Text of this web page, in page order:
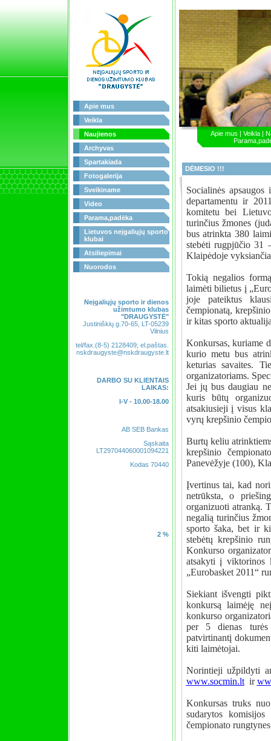
Apie mus
Veikla
Naujienos
Archyvas
Spartakiada
Fotogalerija
Sveikiname
Video
Parama,padėka
Lietuvos neįgaliųjų sporto
klubai
Atsiliepimai
Nuorodos
Neįgaliųjų sporto ir dienos
užimtumo klubas
"DRAUGYSTĖ"
Justiniškių g.70-65, LT-05239
Vilnius
tel/fax.(8-5) 2128409; el.paštas.
nskdraugyste@nskdraugyste.lt
DARBO SU KLIENTAIS
LAIKAS:
I-V - 10.00-18.00
AB SEB Bankas
Sąskaita
LT297044060001094221
Kodas 70440
2 %
Apie mus | Veikla|
DĖMESIO !!!
Socialinės
departamentu ir
komitetu bei
turinčius žmones
bus atrinkta 380
stebėti rugpjūčio 31
Klaipėdoje
Tokią negalios
laimėti bilietus į
joje pateiktus
čempionatą,
ir kitas sporto
Konkursas, kuriame
kurio metu bus
keturias savaites.
organizatoriams.
Jei jų bus daugiau
kuris būtų
atsakiusieji į visus
vyrų krepšinio
Burtų keliu
krepšinio
Panevėžyje (100),
Įvertinus tai, kad
netrūksta, o
organizuoti atranką.
negalią turinčius
sporto šaka, bet ir
stebėtų krepšinio
Konkurso
atsakyti į viktorinos
„Eurobasket 2011“
Siekiant išvengti
konkursą laimėję
konkurso
per 5 dienas turės
patvirtinantį
kiti laimėtojai.
Norintieji užpildyti
www.socmin.ltir
Konkursas truks
sudarytos
čempionato